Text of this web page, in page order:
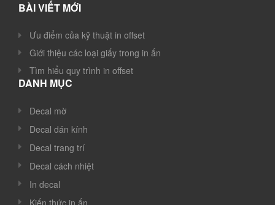
BÀI VIẾT MỚI
Ưu điểm của kỹ thuật in offset
Giới thiệu các loại giấy trong in ấn
Tìm hiểu quy trình in offset
DANH MỤC
Decal mờ
Decal dán kính
Decal trang trí
Decal cách nhiệt
In decal